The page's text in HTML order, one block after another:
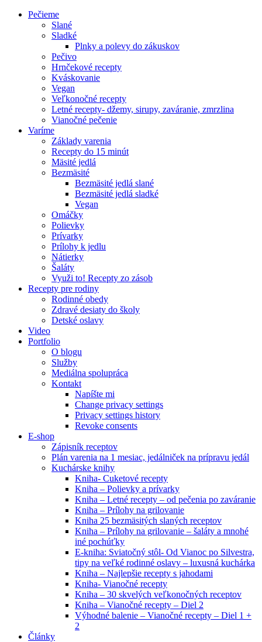
Pečieme
Slané
Sladké
Plnky a polevy do zákuskov
Pečivo
Hrnčekové recepty
Kváskovanie
Vegan
Veľkonočné recepty
Letné recepty- džemy, sirupy, zaváranie, zmrzlina
Vianočné pečenie
Varíme
Základy varenia
Recepty do 15 minút
Mäsité jedlá
Bezmäsité
Bezmäsité jedlá slané
Bezmäsité jedlá sladké
Vegan
Omáčky
Polievky
Prívarky
Prílohy k jedlu
Nátierky
Šaláty
Využi to! Recepty zo zásob
Recepty pre rodiny
Rodinné obedy
Zdravé desiaty do školy
Detské oslavy
Video
Portfolio
O blogu
Služby
Mediálna spolupráca
Kontakt
Napíšte mi
Change privacy settings
Privacy settings history
Revoke consents
E-shop
Zápisník receptov
Plán varenia na 1 mesiac, jedálniček na prípravu jedál
Kuchárske knihy
Kniha- Cuketové recepty
Kniha – Polievky a prívarky
Kniha – Letné recepty – od pečenia po zaváranie
Kniha – Prílohy na grilovanie
Kniha 25 bezmäsitých slaných receptov
Kniha – Prílohy na grilovanie – šaláty a mnohé
iné pochúťky
E-kniha: Sviatočný stôl- Od Vianoc po Silvestra,
tipy na veľké rodinné oslavy – luxusná kuchárka
Kniha – Najlepšie recepty s jahodami
Kniha- Vianočné recepty
Kniha – 30 skvelých veľkonočných receptov
Kniha – Vianočné recepty – Diel 2
Výhodné balenie – Vianočné recepty – Diel 1 +
2
Články